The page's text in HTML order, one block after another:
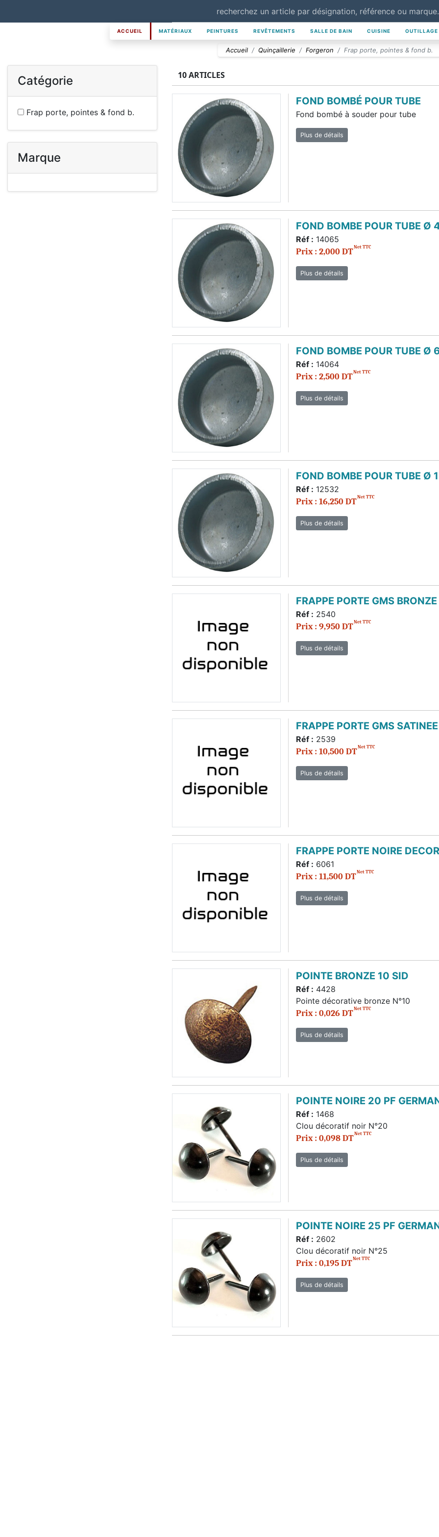
ACCUEIL MATÉRIAUX PEINTURES REVÊTEMENTS SALLE DE BAIN CUISINE OUTILLAGE
Accueil Quinçaillerie Forgeron Frap porte, pointes & fond b.
Catégorie
Frap porte, pointes & fond b.
Marque
10 ARTICLES
FOND BOMBÉ POUR TUBE
Fond bombé à souder pour tube
Plus de détails
FOND BOMBE POUR TUBE Ø
Réf : 14065
Prix : 2,000 DTNet TTC
Plus de détails
FOND BOMBE POUR TUBE Ø
Réf : 14064
Prix : 2,500 DTNet TTC
Plus de détails
FOND BOMBE POUR TUBE Ø
Réf : 12532
Prix : 16,250 DTNet TTC
Plus de détails
FRAPPE PORTE GMS BRONZE
Réf : 2540
Prix : 9,950 DTNet TTC
Plus de détails
FRAPPE PORTE GMS SATINEE
Réf : 2539
Prix : 10,500 DTNet TTC
Plus de détails
FRAPPE PORTE NOIRE
Réf : 6061
Prix : 11,500 DTNet TTC
Plus de détails
POINTE BRONZE 10 SID
Réf : 4428
Pointe décorative bronze N°10
Prix : 0,026 DTNet TTC
Plus de détails
POINTE NOIRE 20 PF
Réf : 1468
Clou décoratif noir N°20
Prix : 0,098 DTNet TTC
Plus de détails
POINTE NOIRE 25 PF
Réf : 2602
Clou décoratif noir N°25
Prix : 0,195 DTNet TTC
Plus de détails